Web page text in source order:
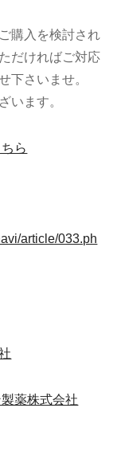
購入を検討され
だければご対応
下さいませ。
います。
ら
article/033.ph
薬株式会社